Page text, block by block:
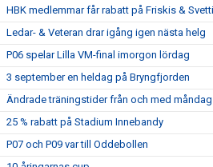
HBK medlemmar får rabatt på Friskis &
Ledar- & Veteran drar igång igen nästa helg
P06 spelar Lilla VM-final imorgon lördag
3 september en heldag på Bryngfjorden
Ändrade träningstider från och med
25 % rabatt på Stadium Innebandy
P07 och P09 var till Oddebollen